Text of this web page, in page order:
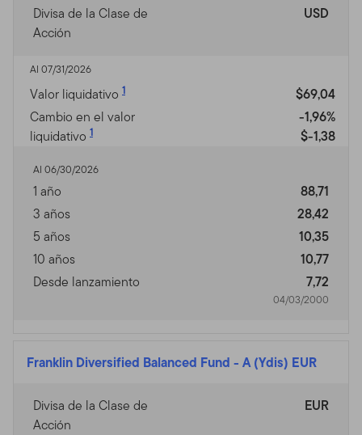
Divisa de la Clase de
Acción
USD
Al 07/31/2026
Valor liquidativo 1
$69,04
Cambio en el valor
liquidativo 1
-1,96%
$-1,38
Al 06/30/2026
1 año
88,71
3 años
28,42
5 años
10,35
10 años
10,77
Desde lanzamiento
7,72
04/03/2000
Franklin Diversified Balanced Fund - A (Ydis) EUR
Divisa de la Clase de
Acción
EUR